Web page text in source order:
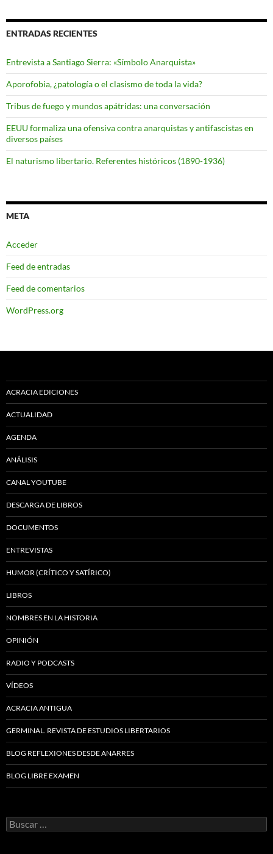
ENTRADAS RECIENTES
Entrevista a Santiago Sierra: «Símbolo Anarquista»
Aporofobia, ¿patología o el clasismo de toda la vida?
Tribus de fuego y mundos apátridas: una conversación
EEUU formaliza una ofensiva contra anarquistas y antifascistas en
diversos países
El naturismo libertario. Referentes históricos (1890-1936)
META
Acceder
Feed de entradas
Feed de comentarios
WordPress.org
ACRACIA EDICIONES
ACTUALIDAD
AGENDA
ANÁLISIS
CANAL YOUTUBE
DESCARGA DE LIBROS
DOCUMENTOS
ENTREVISTAS
HUMOR (CRÍTICO Y SATÍRICO)
LIBROS
NOMBRES EN LA HISTORIA
OPINIÓN
RADIO Y PODCASTS
VÍDEOS
ACRACIA ANTIGUA
GERMINAL. REVISTA DE ESTUDIOS LIBERTARIOS
BLOG REFLEXIONES DESDE ANARRES
BLOG LIBRE EXAMEN
Buscar: